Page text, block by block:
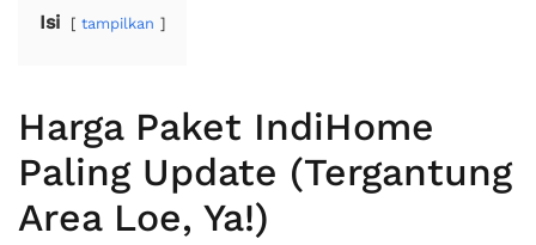
Isi tampilkan
Harga Paket IndiHome
Paling Update (Tergantung
Area Loe, Ya!)